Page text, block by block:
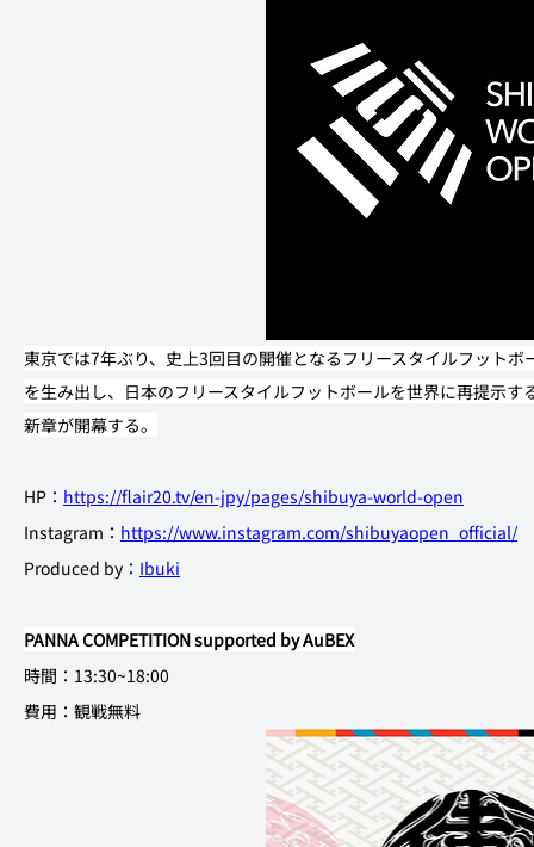
東京では7年ぶり、史上3回目の開催となるフリースタイルフット
を生み出し、日本のフリースタイルフットボールを世界に再提示
新章が開幕する。
HP： https://flair20.tv/en-jpy/pages/shibuya-world-open
Instagram： https://www.instagram.com/shibuyaopen_official/
Produced by： Ibuki
PANNA COMPETITION supported by AuBEX
時間：13:30~18:00
費用：観戦無料